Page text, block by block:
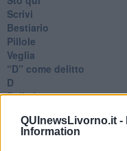
QUInewsLivorno.it -
Information
Scrivi
Bestiario
Pillole
Veglia
​“D” come delitto
D
Belle lettere
Todo el bien, todo el mal
Silenzio